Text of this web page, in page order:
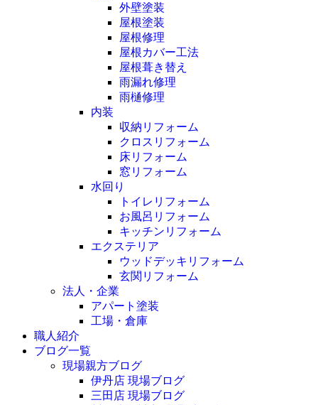
外壁塗装
屋根塗装
屋根修理
屋根カバー工法
屋根葺き替え
雨漏れ修理
雨樋修理
内装
収納リフォーム
クロスリフォーム
床リフォーム
窓リフォーム
水回り
トイレリフォーム
お風呂リフォーム
キッチンリフォーム
エクステリア
ウッドデッキリフォーム
玄関リフォーム
法人・企業
アパート塗装
工場・倉庫
職人紹介
ブログ一覧
現場親方ブログ
伊丹店 現場ブログ
三田店 現場ブログ